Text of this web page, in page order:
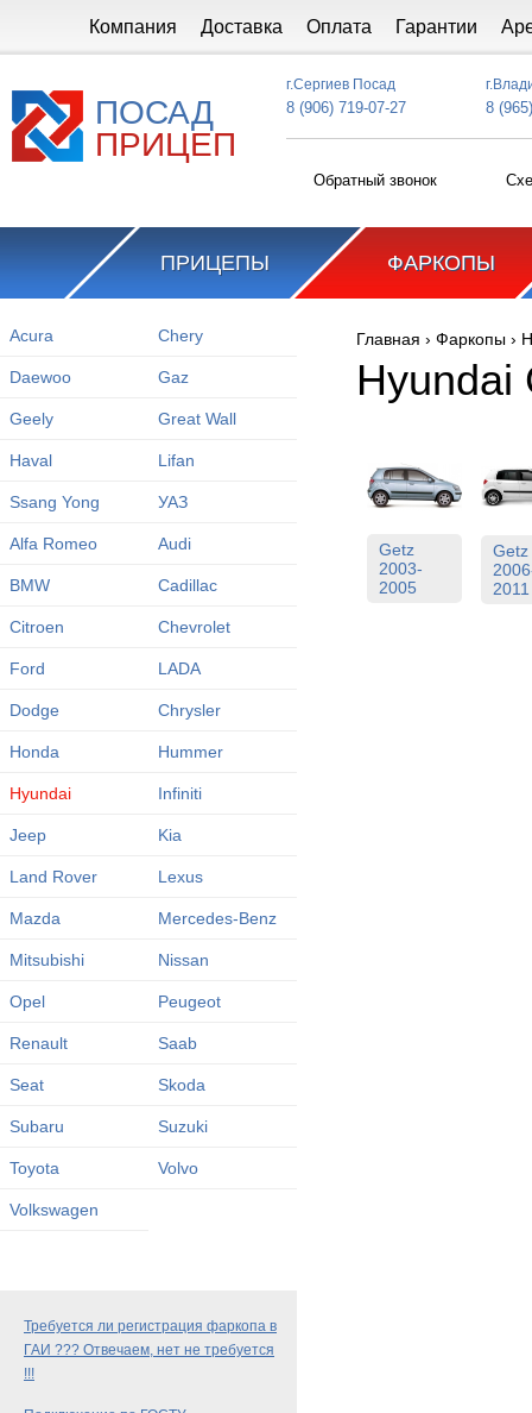
Компания Доставка Оплата Гарантии
ПОСАД
ПРИЦЕП
г.Сергиев Посад
8 (906) 719-07-27 8
Обратный звонок
ПРИЦЕПЫ ФАРКОПЫ
Acura Chery
Daewoo Gaz
Geely Great Wall
Haval Lifan
Ssang Yong УАЗ
Alfa Romeo Audi
BMW Cadillac
Citroen Chevrolet
Ford LADA
Dodge Chrysler
Honda Hummer
Hyundai Infiniti
Jeep Kia
Land Rover Lexus
Mazda Mercedes-Benz
Mitsubishi Nissan
Opel Peugeot
Renault Saab
Seat Skoda
Subaru Suzuki
Toyota Volvo
Volkswagen
Требуется ли регистрация фаркопа в
ГАИ ??? Отвечаем, нет не требуется
!!!
Вы здесь
Главная › Фаркопы ›
Hyundai
Getz
2003-
2005
Getz
2011